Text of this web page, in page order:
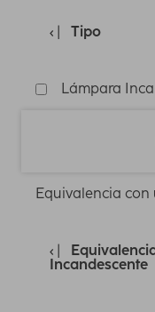
Tipo
Lámpara
Equivalencia
Incandescente